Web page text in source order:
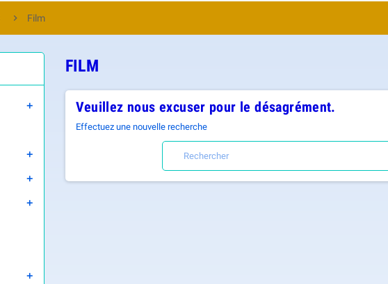
 Film





FILM
Veuillez nous excuser pour le désagrément.
Effectuez une nouvelle recherche